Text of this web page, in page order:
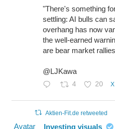
"There's something
settling: AI bulls can
overhang has now
the well-earned
are bear market
@LJKawa
4 20 X
Aktien-Fit.de retweeted
Avatar Investing visuals